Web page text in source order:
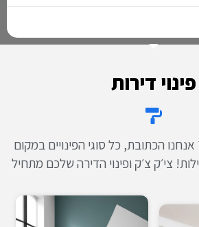
פינוי דירות
הכתובת, כל סוגי הפינויים במקום
צי׳ק צ׳ק ופינוי הדירה שלכם מתחיל